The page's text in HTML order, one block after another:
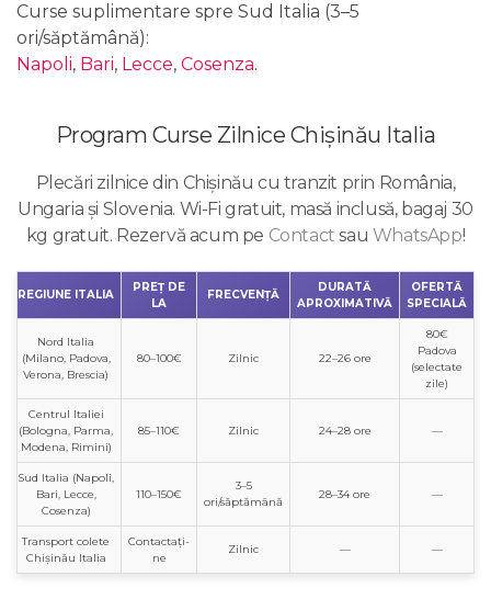
Curse suplimentare spre Sud Italia (3–5
ori/săptămână):
Napoli, Bari, Lecce, Cosenza.
Program Curse Zilnice Chișinău Italia
Plecări zilnice din Chișinău cu tranzit prin România,
Ungaria și Slovenia. Wi-Fi gratuit, masă inclusă, bagaj 30
kg gratuit. Rezervă acum pe Contact sau WhatsApp!
REGIUNE ITALIA
PREȚ DE
LA
FRECVENȚĂ
DURATĂ
APROXIMATIVĂ
OFERTĂ
SPECIALĂ
Nord Italia
(Milano, Padova,
Verona, Brescia)
80–100€ Zilnic 22–26 ore
80€
Padova
(selectate
zile)
Centrul Italiei
(Bologna, Parma,
Modena, Rimini)
85–110€ Zilnic 24–28 ore —
Sud Italia (Napoli,
Bari, Lecce,
Cosenza)
110–150€
3–5
ori/săptămână
28–34 ore —
Transport colete
Chișinău Italia
Contactați-
ne
Zilnic — —